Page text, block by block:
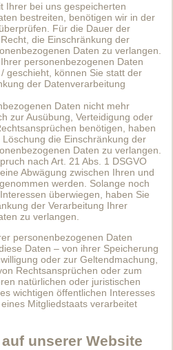
Ihrer bei uns gespeicherten
bestreiten, benötigen wir in der
Für die Dauer der
die Einschränkung der
Daten zu verlangen.
personenbezogenen Daten
geschieht, können Sie statt der
der Datenverarbeitung
Daten nicht mehr
zur Ausübung, Verteidigung oder
benötigen, haben
die Einschränkung der
Daten zu verlangen.
nach Art. 21 Abs. 1 DSGVO
Abwägung zwischen Ihren und
werden. Solange noch
überwiegen, haben Sie
der Verarbeitung Ihrer
zu verlangen.
personenbezogenen Daten
Daten – von ihrer Speicherung
oder zur Geltendmachung,
Rechtsansprüchen oder zum
natürlichen oder juristischen
wichtigen öffentlichen Interesses
Mitgliedstaats verarbeitet
unserer Website